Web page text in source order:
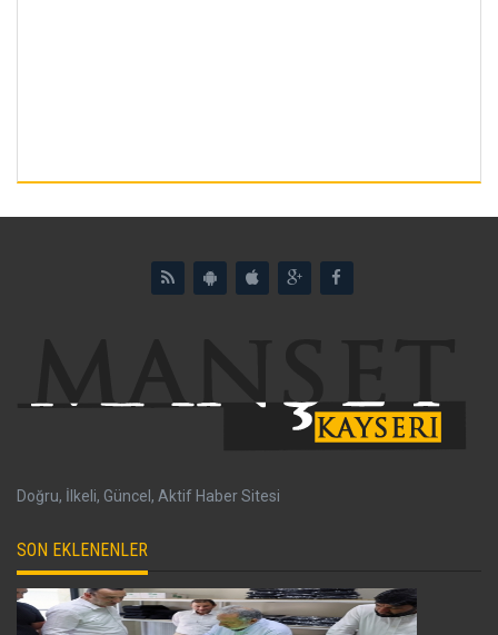
Doğru, İlkeli, Güncel, Aktif Haber Sitesi
SON EKLENENLER